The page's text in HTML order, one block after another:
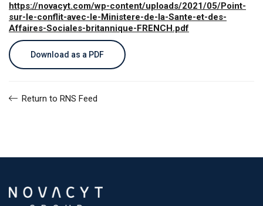
https://novacyt.com/wp-content/uploads/2021/05/Point-
sur-le-conflit-avec-le-Ministere-de-la-Sante-et-des-
Affaires-Sociales-britannique-FRENCH.pdf
Download as a PDF
Return to RNS Feed